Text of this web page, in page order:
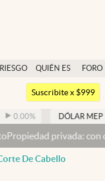
RIESGO
QUIÉN ES
QUIÉN
FORO
Argentina
México
Colombia
Suscribite x $999
DÓLAR MEP 1521,52
y chicanas, el Senado
De Cabello